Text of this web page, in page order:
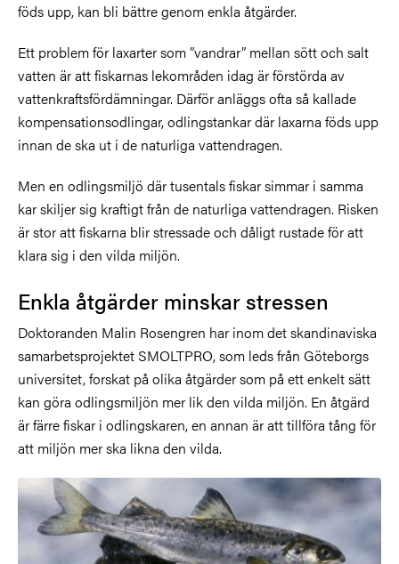
föds upp, kan bli bättre genom enkla åtgärder.
Ett problem för laxarter som ”vandrar” mellan sött och salt
vatten är att fiskarnas lekområden idag är förstörda av
vattenkraftsfördämningar. Därför anläggs ofta så kallade
kompensationsodlingar, odlingstankar där laxarna föds upp
innan de ska ut i de naturliga vattendragen.
Men en odlingsmiljö där tusentals fiskar simmar i samma
kar skiljer sig kraftigt från de naturliga vattendragen. Risken
är stor att fiskarna blir stressade och dåligt rustade för att
klara sig i den vilda miljön.
Enkla åtgärder minskar stressen
Doktoranden Malin Rosengren har inom det skandinaviska
samarbetsprojektet SMOLTPRO, som leds från Göteborgs
universitet, forskat på olika åtgärder som på ett enkelt sätt
kan göra odlingsmiljön mer lik den vilda miljön. En åtgärd
är färre fiskar i odlingskaren, en annan är att tillföra tång för
att miljön mer ska likna den vilda.